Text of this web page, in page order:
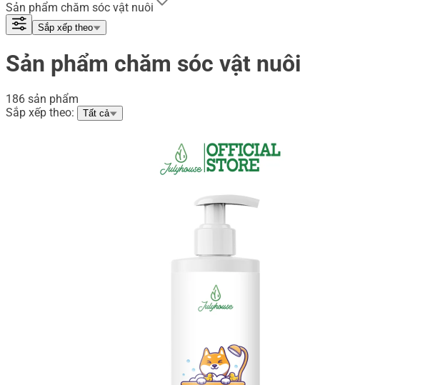
Sản phẩm chăm sóc vật nuôi
Sắp xếp theo
Sản phẩm chăm sóc vật nuôi
186 sản phẩm
Sắp xếp theo:
Tất cả